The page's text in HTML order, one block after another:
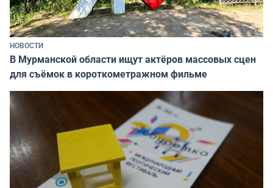
НОВОСТИ
В Мурманской области ищут актёров массовых сцен
для съёмок в короткометражном фильме